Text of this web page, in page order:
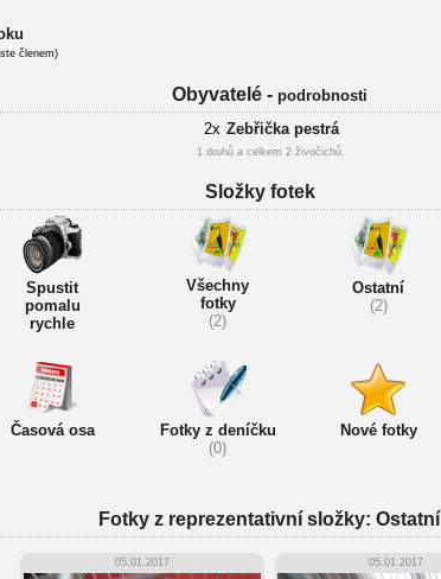
členem)
Obyvatelé - podrobnosti
2x Zebřička pestrá
1 druhů a celkem 2 živočichů
Složky fotek
Spustit
pomalu
rychle
Všechny
fotky
(2)
Ostatní
(2)
Časová osa
Fotky z deníčku
(0)
Nové fotky
Fotky z reprezentativní složky: Ostatní
05.01.2017 05.01.2017